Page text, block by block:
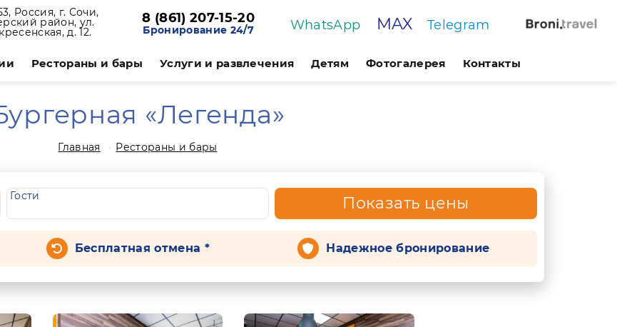
Россия, г. Сочи,
район, ул.
д. 12.
8 (861) 207-15-20
Бронирование 24/7 WhatsApp MAX Telegram
Рестораны и бары Услуги и развлечения Детям Фотогалерея Контакты
«Легенда»
Главная Рестораны и бары
Гости Показать цены
Бесплатная отмена * Надежное бронирование